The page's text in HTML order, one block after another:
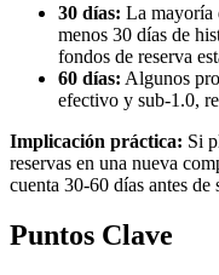
30 días: La mayoría
menos 30 días de
fondos de reserva
60 días: Algunos
efectivo y sub-1.0,
Implicación práctica: Si
reservas en una nueva
cuenta 30-60 días antes de
Puntos Clave